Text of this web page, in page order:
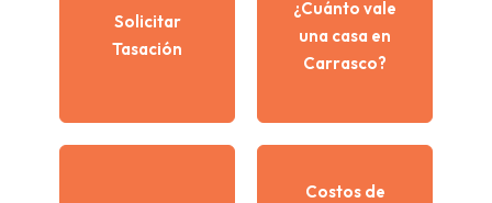
Solicitar
Tasación
¿Cuánto vale
una casa en
Carrasco?
Costos de